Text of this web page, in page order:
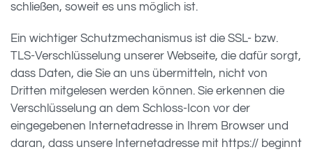
schließen, soweit es uns möglich ist.
Ein wichtiger Schutzmechanismus ist die SSL- bzw.
TLS-Verschlüsselung unserer Webseite, die dafür sorgt,
dass Daten, die Sie an uns übermitteln, nicht von
Dritten mitgelesen werden können. Sie erkennen die
Verschlüsselung an dem Schloss-Icon vor der
eingegebenen Internetadresse in Ihrem Browser und
daran, dass unsere Internetadresse mit https:// beginnt